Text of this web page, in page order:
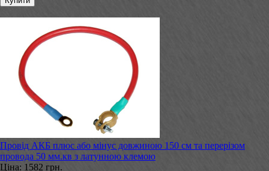
Провід АКБ плюс або мінус довжиною 150 см та перерізом
провода 50 мм.кв з латунною клемою
Ціна: 1582 грн.